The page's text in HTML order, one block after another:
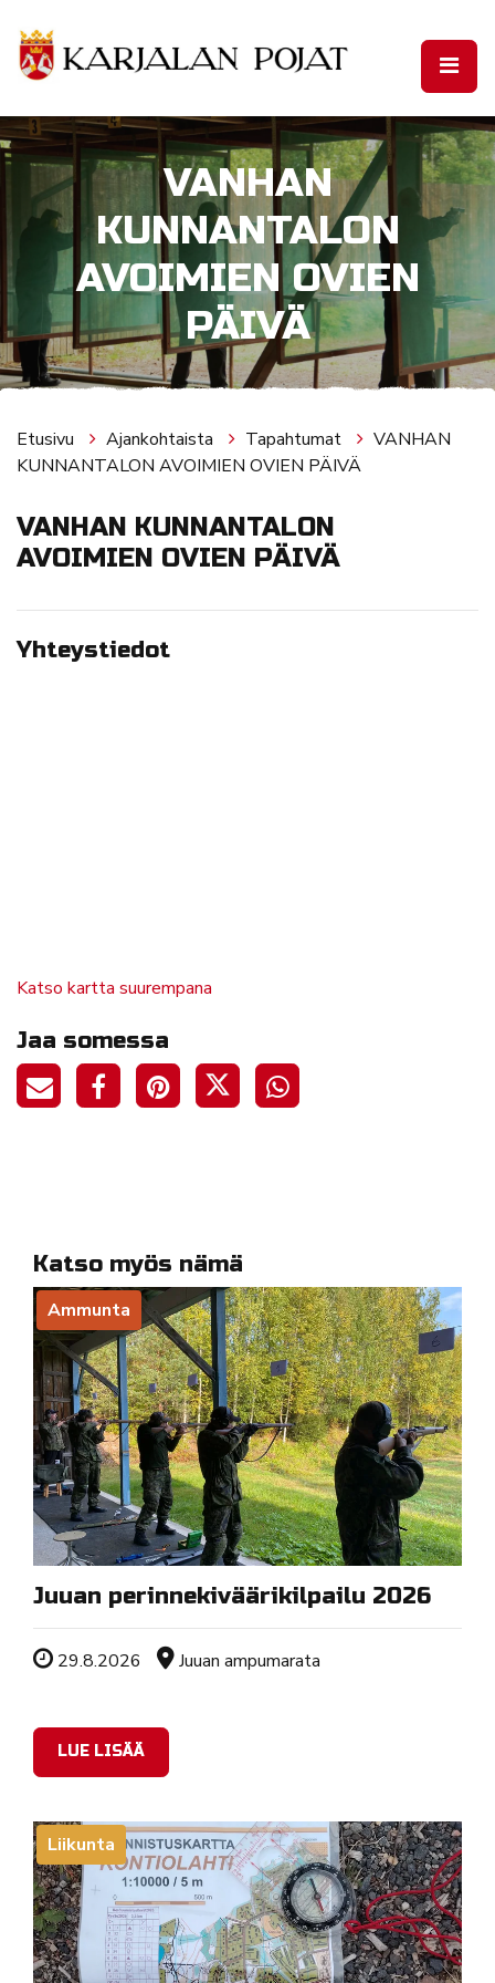
VANHAN
KUNNANTALON
AVOIMIEN OVIEN
PÄIVÄ
Etusivu Ajankohtaista Tapahtumat
VANHAN
KUNNANTALON AVOIMIEN OVIEN PÄIVÄ
VANHAN KUNNANTALON
AVOIMIEN OVIEN PÄIVÄ
Yhteystiedot
Katso kartta suurempana
Jaa somessa
Katso myös nämä
Ammunta
Juuan perinnekiväärikilpailu 2026
Tapahtuman ajankohta
29.8.2026 Sijainti
Juuan ampumarata
LUE LISÄÄ
Liikunta